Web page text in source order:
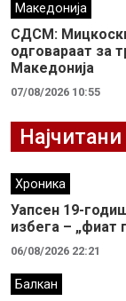
Македонија
СДСМ:
одговараат за
Македонија
07/08/2026 10:55
Хроника
Уапсен 19-
избега – „фиат
06/08/2026 22:21
Балкан